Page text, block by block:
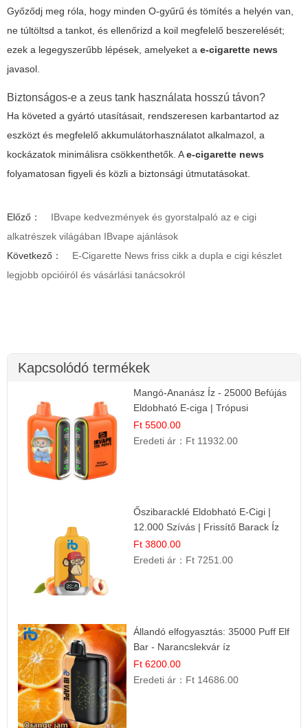
Győződj meg róla, hogy minden O-gyűrű és tömítés a helyén van,
ne túltöltsd a tankot, és ellenőrizd a koil megfelelő beszerelését;
ezek a legegyszerűbb lépések, amelyeket a e-cigarette news
javasol.
Biztonságos-e a zeus tank használata hosszú távon?
Ha követed a gyártó utasításait, rendszeresen karbantartod az
eszközt és megfelelő akkumulátorhasználatot alkalmazol, a
kockázatok minimálisra csökkenthetők. Ae-cigarette news
folyamatosan figyeli és közli a biztonsági útmutatásokat.
Előző：
IBvape kedvezmények és gyorstalpaló az e cigi
alkatrészek világában IBvape ajánlások
Következő：
E-Cigarette News friss cikk a dupla e cigi készlet
legjobb opcióiról és vásárlási tanácsokról
Kapcsolódó termékek
Mangó-Ananász Íz - 25000 Befújás
Eldobható E-ciga | Trópusi
Gyümölcs Élmény!
Ft 5500.00
Eredeti ár： Ft 11932.00
Őszibaracklé Eldobható E-Cigi |
12.000 Szívás | Frissítő Barack Íz
Ft 3800.00
Eredeti ár： Ft 7251.00
Állandó elfogyasztás: 35000 Puff Elf
Bar - Narancslekvár íz
Ft 6200.00
Eredeti ár： Ft 14686.00